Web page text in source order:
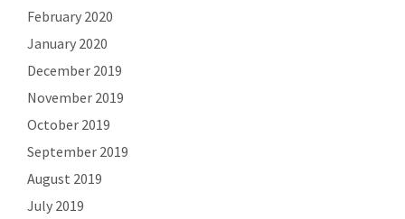
February 2020
January 2020
December 2019
November 2019
October 2019
September 2019
August 2019
July 2019